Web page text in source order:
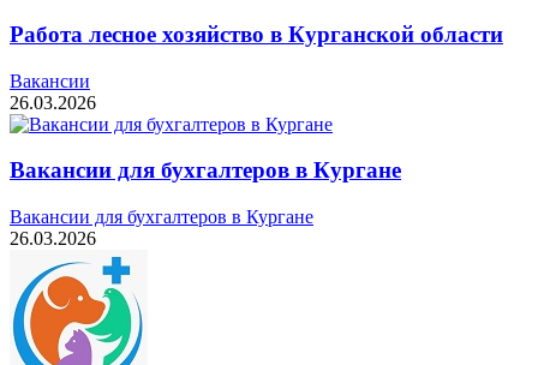
Работа лесное хозяйство в Курганской области
Вакансии
26.03.2026
Вакансии для бухгалтеров в Кургане
Вакансии для бухгалтеров в Кургане
26.03.2026